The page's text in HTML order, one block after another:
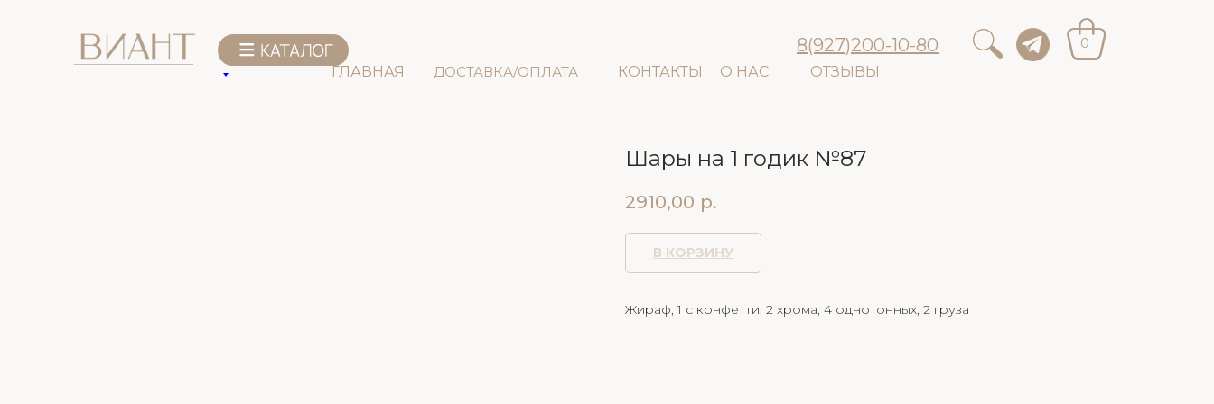
ДОСТАВКА/ОПЛАТА
ГЛАВНАЯ КОНТАКТЫ О НАС ОТЗЫВЫ
8(927)200-10-80 0
Шары на 1 годик №87
2910,00 р.
В КОРЗИНУ
Жираф, 1 с конфетти, 2 хрома, 4 однотонных, 2 груза